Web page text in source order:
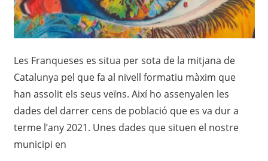
Les Franqueses es situa per sota de la mitjana de
Catalunya pel que fa al nivell formatiu màxim que
han assolit els seus veïns. Així ho assenyalen les
dades del darrer cens de població que es va dur a
terme l’any 2021. Unes dades que situen el nostre
municipi en